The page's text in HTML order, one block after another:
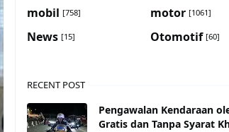
mobil [758] motor [1061]
News [15] Otomotif [60]
RECENT POST
Pengawalan Kendaraan
Gratis dan Tanpa Syarat